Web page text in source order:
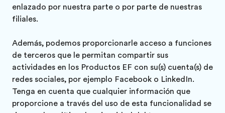
Pide tu folleto gratis
Inscríbete ahora
enlazado por nuestra parte o por parte de nuestras
filiales.
Además, podemos proporcionarle acceso a funciones
de terceros que le permitan compartir sus
actividades en los Productos EF con su(s) cuenta(s) de
redes sociales, por ejemplo Facebook o LinkedIn.
Tenga en cuenta que cualquier información que
proporcione a través del uso de esta funcionalidad se